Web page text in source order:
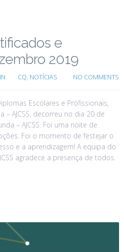
e
2019
CQ, NOTÍCIAS NO COMMENTS
Escolares e Profissionais,
– AJCSS, decorreu no dia 20 de
– AJCSS. Foi uma noite de
Foi o momento de festejar o
e a aprendizagem! A equipa do
agradece a presença de todos.